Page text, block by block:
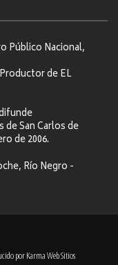
Público Nacional,
de EL
San Carlos de
de 2006.
Río Negro -
porKarma Web Sitios